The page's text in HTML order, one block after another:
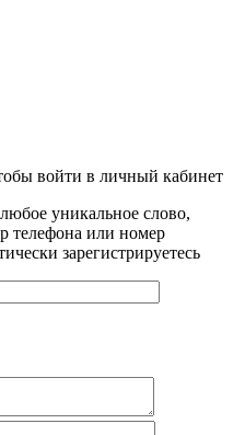
войти в личный кабинет
уникальное слово,
телефона или номер
зарегистрируетесь